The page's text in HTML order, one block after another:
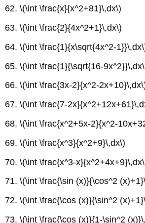
62.\(\int \frac{x}{x^2+81}\,dx\)
63.\(\int \frac{2}{4x^2+1}\,dx\)
64.\(\int \frac{1}{x\sqrt{4x^2-
65.\(\int \frac{1}{\sqrt{16-
66.\(\int \frac{3x-2}{x^2-
67.\(\int \frac{7-
68.\(\int \frac{x^2+5x-2}{x^2-
69.\(\int \frac{x^3}{x^2+9}\,dx\)
70.\(\int \frac{x^3-
71.\(\int \frac{\sin (x)}{\cos^2
72.\(\int \frac{\cos (x)}{\sin^2
73.\(\int \frac{\cos (x)}{1-\sin^2